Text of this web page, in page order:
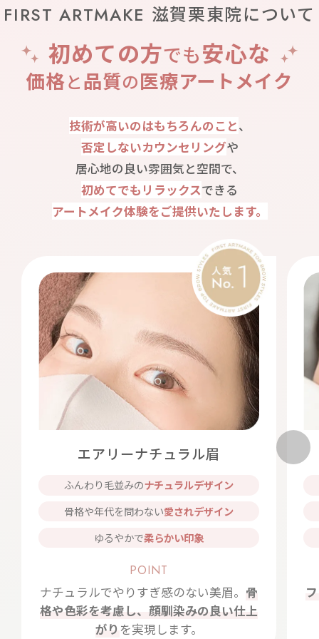
FIRST ARTMAKE 滋賀栗東院について
初めての方でも安心な
価格と品質の医療アートメイク
技術が高いのはもちろんのこと、
否定しないカウンセリングや
居心地の良い雰囲気と空間で、
初めてでもリラックスできる
アートメイク体験をご提供いたします。
エアリーナチュラル眉
ふんわり毛並みのナチュラルデザイン
骨格や年代を問わない愛されデザイン
ゆるやかで柔らかい印象
POINT
ナチュラルでやりすぎ感のない美眉。 骨
格や色彩を考慮し、顔馴染みの良い仕上
がり を実現します。